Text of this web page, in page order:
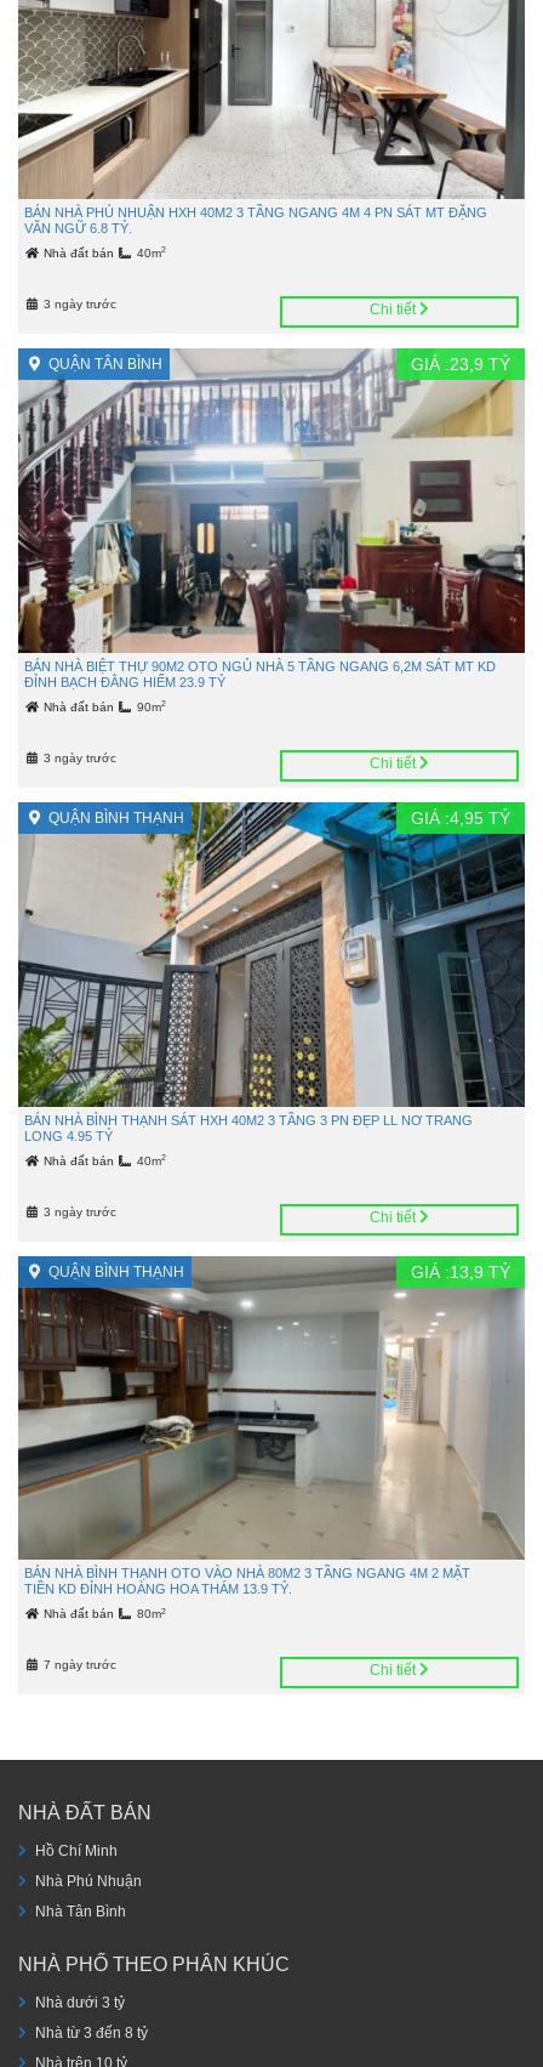
BÁN NHÀ PHÚ NHUẬN HXH 40M2 3 TẦNG NGANG 4M 4 PN SÁT MT ĐẶNG
VĂN NGỮ 6.8 TỶ.
Nhà đất bán 40m2
3 ngày trước Chi tiết
QUẬN TÂN BÌNH GIÁ :23,9 TỶ
BÁN NHÀ BIỆT THỰ 90M2 OTO NGỦ NHÀ 5 TẦNG NGANG 6,2M SÁT MT KD
ĐỈNH BẠCH ĐẰNG HIẾM 23.9 TỶ
Nhà đất bán 90m2
3 ngày trước Chi tiết
QUẬN BÌNH THẠNH GIÁ :4,95 TỶ
BÁN NHÀ BÌNH THẠNH SÁT HXH 40M2 3 TẦNG 3 PN ĐẸP LL NƠ TRANG
LONG 4.95 TỶ
Nhà đất bán 40m2
3 ngày trước Chi tiết
QUẬN BÌNH THẠNH GIÁ :13,9 TỶ
BÁN NHÀ BÌNH THẠNH OTO VÀO NHÀ 80M2 3 TẦNG NGANG 4M 2 MẶT
TIỀN KD ĐỈNH HOÀNG HOA THÁM 13.9 TỶ.
Nhà đất bán 80m2
7 ngày trước Chi tiết
NHÀ ĐẤT BÁN
Hồ Chí Minh
Nhà Phú Nhuận
Nhà Tân Bình
NHÀ PHỐ THEO PHÂN KHÚC
Nhà dưới 3 tỷ
Nhà từ 3 đến 8 tỷ
Nhà trên 10 tỷ